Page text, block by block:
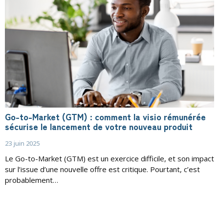
Go-to-Market (GTM) : comment la visio rémunérée
sécurise le lancement de votre nouveau produit
23 juin 2025
Le Go-to-Market (GTM) est un exercice difficile, et son impact
sur l’issue d’une nouvelle offre est critique. Pourtant, c’est
probablement…